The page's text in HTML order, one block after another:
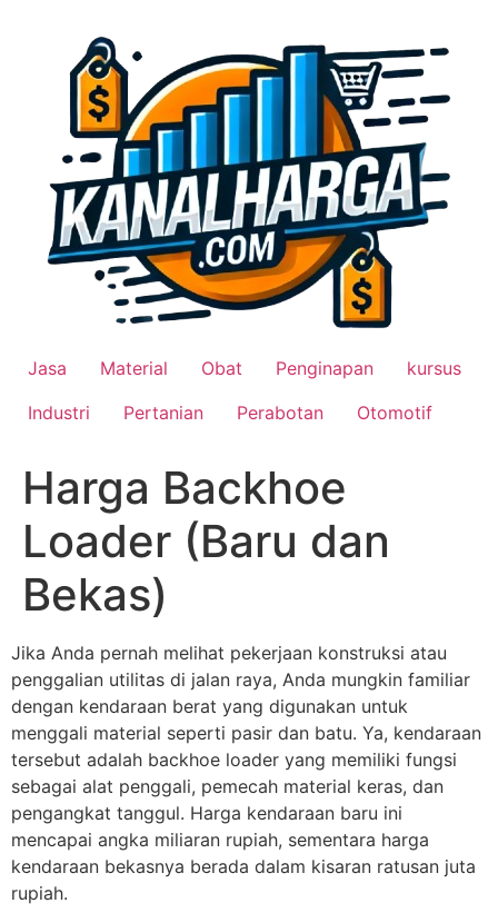
Jasa Material Obat Penginapan
kursus
Industri
Pertanian Perabotan Otomotif
Harga Backhoe
Loader (Baru dan
Bekas)
Jika Anda pernah melihat pekerjaan konstruksi atau
penggalian utilitas di jalan raya, Anda mungkin familiar
dengan kendaraan berat yang digunakan untuk
menggali material seperti pasir dan batu. Ya, kendaraan
tersebut adalah backhoe loader yang memiliki fungsi
sebagai alat penggali, pemecah material keras, dan
pengangkat tanggul. Harga kendaraan baru ini
mencapai angka miliaran rupiah, sementara harga
kendaraan bekasnya berada dalam kisaran ratusan juta
rupiah.